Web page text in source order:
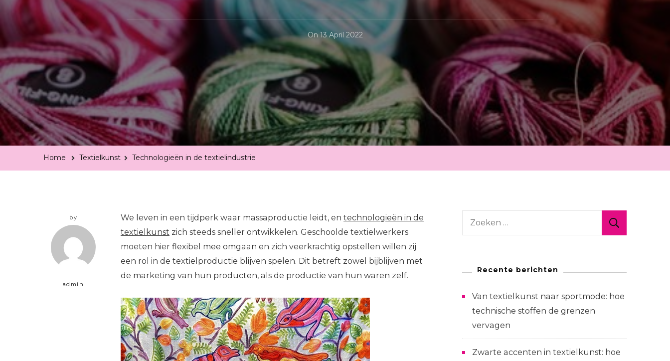
On13 April 2022
Home Textielkunst Technologieën in de textielindustrie
by
admin
We leven in een tijdperk waar massaproductie leidt, en technologieën in de
textielkunst zich steeds sneller ontwikkelen. Geschoolde textielwerkers
moeten hier flexibel mee omgaan en zich veerkrachtig opstellen willen zij
een rol in de textielproductie blijven spelen. Dit betreft zowel bijblijven met
de marketing van hun producten, als de productie van hun waren zelf.
Zoeken
Recente berichten
Van textielkunst naar sportmode: hoe
technische stoffen de grenzen
vervagen
Zwarte accenten in textielkunst: hoe